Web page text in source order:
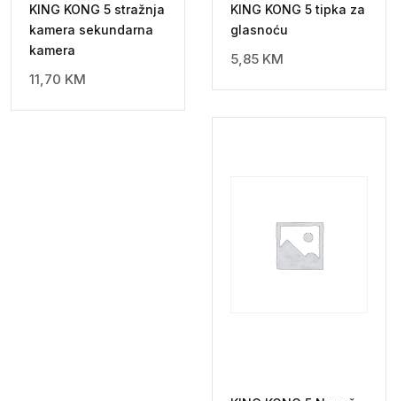
KING KONG 5 stražnja
kamera sekundarna
kamera
11,70 KM
KING KONG 5 tipka za
glasnoću
5,85 KM